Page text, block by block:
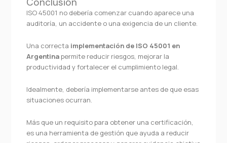
ISO 45001 no debería comenzar cuando aparece una
auditoría, un accidente o una exigencia de un cliente.
Una correcta implementación de ISO 45001 en
Argentinapermite reducir riesgos, mejorar la
productividad y fortalecer el cumplimiento legal.
Idealmente, debería implementarse antes de que esas
situaciones ocurran.
Más que un requisito para obtener una certificación,
es una herramienta de gestión que ayuda a reducir